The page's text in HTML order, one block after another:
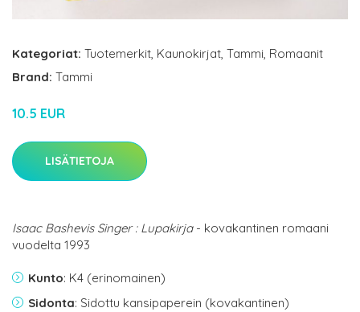
Kategoriat: Tuotemerkit, Kaunokirjat, Tammi, Romaanit
Brand: Tammi
10.5 EUR
LISÄTIETOJA
Isaac Bashevis Singer : Lupakirja- kovakantinen romaani
vuodelta 1993
Kunto: K4 (erinomainen)
Sidonta: Sidottu kansipaperein (kovakantinen)